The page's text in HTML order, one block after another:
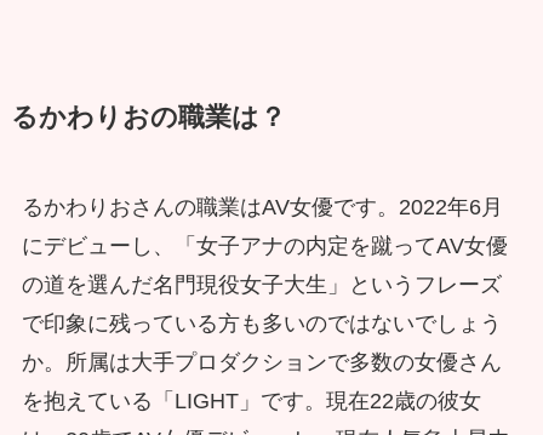
るかわりおの職業は？
るかわりおさんの職業はAV女優です。2022年6月
にデビューし、「女子アナの内定を蹴ってAV女優
の道を選んだ名門現役女子大生」というフレーズ
で印象に残っている方も多いのではないでしょう
か。所属は大手プロダクションで多数の女優さん
を抱えている「LIGHT」です。現在22歳の彼女